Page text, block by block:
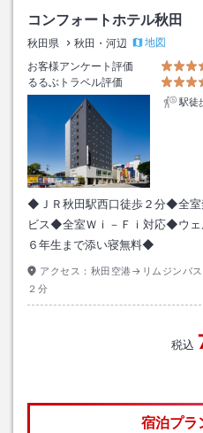
コンフォートホテル秋田
秋田県 秋田・河辺
地図
お客様アンケート評価
るるぶトラベル評価
駅徒
◆ＪＲ秋田駅西口徒歩２分◆全
ビス◆全室Ｗｉ－Ｆｉ対応◆ウ
６年生まで添い寝無料◆
アクセス： 秋田空港→リムジンバ
２分
税込
宿泊プラ